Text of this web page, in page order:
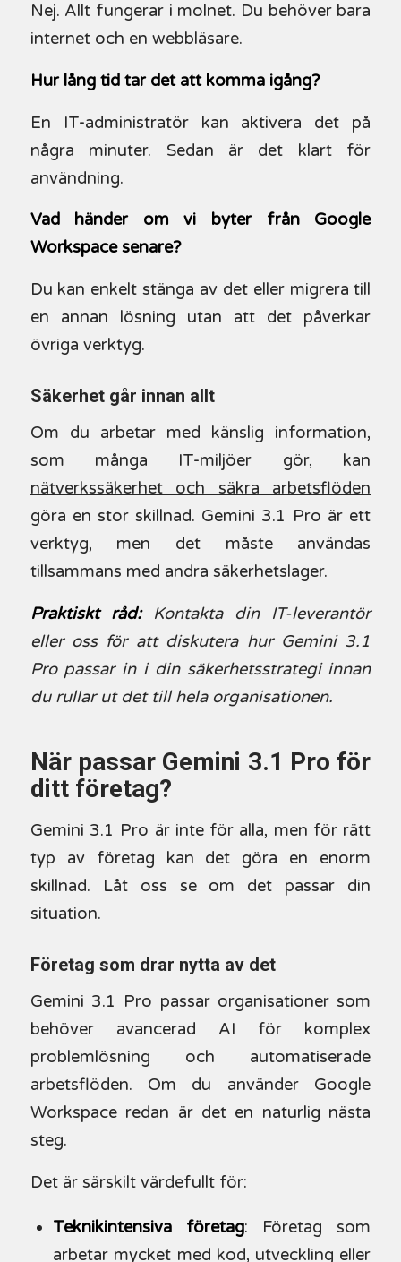
Nej. Allt fungerar i molnet. Du behöver bara
internet och en webbläsare.
Hur lång tid tar det att komma igång?
En IT-administratör kan aktivera det på
några minuter. Sedan är det klart för
användning.
Vad händer om vi byter från Google
Workspace senare?
Du kan enkelt stänga av det eller migrera till
en annan lösning utan att det påverkar
övriga verktyg.
Säkerhet går innan allt
Om du arbetar med känslig information,
som många IT-miljöer gör, kan
nätverkssäkerhet och säkra arbetsflöden
göra en stor skillnad. Gemini 3.1 Pro är ett
verktyg, men det måste användas
tillsammans med andra säkerhetslager.
Praktiskt råd:
Kontakta din IT-leverantör
eller oss för att diskutera hur Gemini 3.1
Pro passar in i din säkerhetsstrategi innan
du rullar ut det till hela organisationen.
När passar Gemini 3.1 Pro för
ditt företag?
Gemini 3.1 Pro är inte för alla, men för rätt
typ av företag kan det göra en enorm
skillnad. Låt oss se om det passar din
situation.
Företag som drar nytta av det
Gemini 3.1 Pro passar organisationer som
behöver avancerad AI för komplex
problemlösning och automatiserade
arbetsflöden. Om du använder Google
Workspace redan är det en naturlig nästa
steg.
Det är särskilt värdefullt för:
Teknikintensiva företag: Företag som
arbetar mycket med kod, utveckling eller